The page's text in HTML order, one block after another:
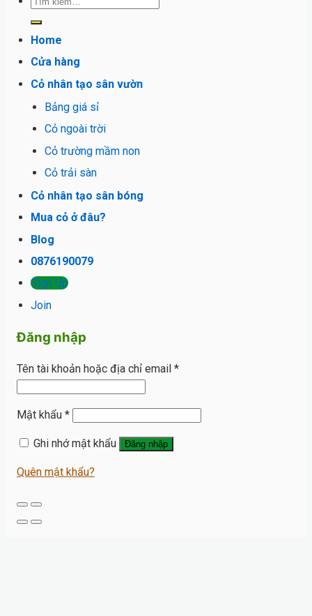
kiếm:
Home
Cửa hàng
Cỏ nhân tạo sân vườn
Bảng giá sỉ
Cỏ ngoài trời
Cỏ trường mầm non
Cỏ trải sàn
Cỏ nhân tạo sân bóng
Mua cỏ ở đâu?
Blog
0876190079
Sign Up
Join
Đăng nhập
Tên tài khoản hoặc địa chỉ email *
Mật khẩu *
Ghi nhớ mật khẩu Đăng nhập
Quên mật khẩu?